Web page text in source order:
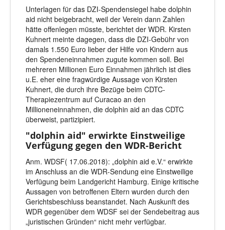
Unterlagen für das DZI-Spendensiegel habe dolphin
aid nicht beigebracht, weil der Verein dann Zahlen
hätte offenlegen müsste, berichtet der WDR. Kirsten
Kuhnert meinte dagegen, dass die DZI-Gebühr von
damals 1.550 Euro lieber der Hilfe von Kindern aus
den Spendeneinnahmen zugute kommen soll. Bei
mehreren Millionen Euro Einnahmen jährlich ist dies
u.E. eher eine fragwürdige Aussage von Kirsten
Kuhnert, die durch ihre Bezüge beim CDTC-
Therapiezentrum auf Curacao an den
Millioneneinnahmen, die dolphin aid an das CDTC
überweist, partizipiert.
"dolphin aid" erwirkte Einstweilige
Verfügung gegen den WDR-Bericht
Anm. WDSF( 17.06.2018): „dolphin aid e.V.“ erwirkte
im Anschluss an die WDR-Sendung eine Einstweilige
Verfügung beim Landgericht Hamburg. Einige kritische
Aussagen von betroffenen Eltern wurden durch den
Gerichtsbeschluss beanstandet. Nach Auskunft des
WDR gegenüber dem WDSF sei der Sendebeitrag aus
„juristischen Gründen“ nicht mehr verfügbar.